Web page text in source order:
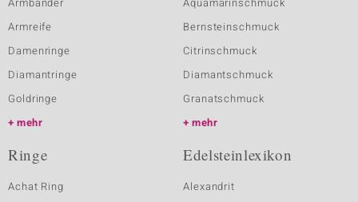
Armreife
Damenringe
Diamantringe
Goldringe
mehr
Bernsteinschmuck
Citrinschmuck
Diamantschmuck
Granatschmuck
mehr
Ringe
Achat Ring
Edelsteinlexikon
Alexandrit